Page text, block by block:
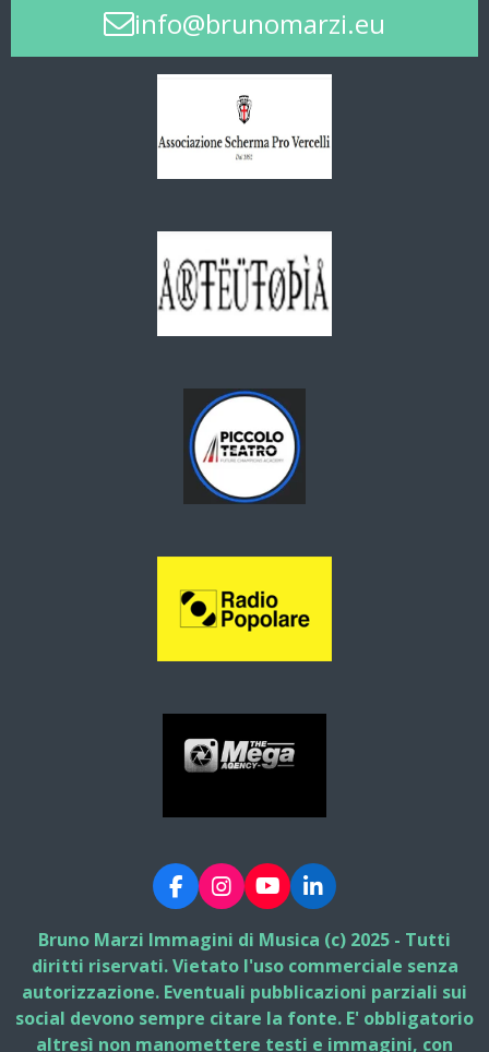
info@brunomarzi.eu
F
a
c
e
b
o
o
k
I
n
s
t
a
g
r
a
Y
o
u
T
u
b
e
L
i
n
k
e
d
I
n
Bruno Marzi Immagini di Musica (c) 2025 - Tutti
diritti riservati. Vietato l'uso commerciale senza
autorizzazione. Eventuali pubblicazioni parziali sui
social devono sempre citare la fonte. E' obbligatorio
altresì non manomettere testi e immagini, con